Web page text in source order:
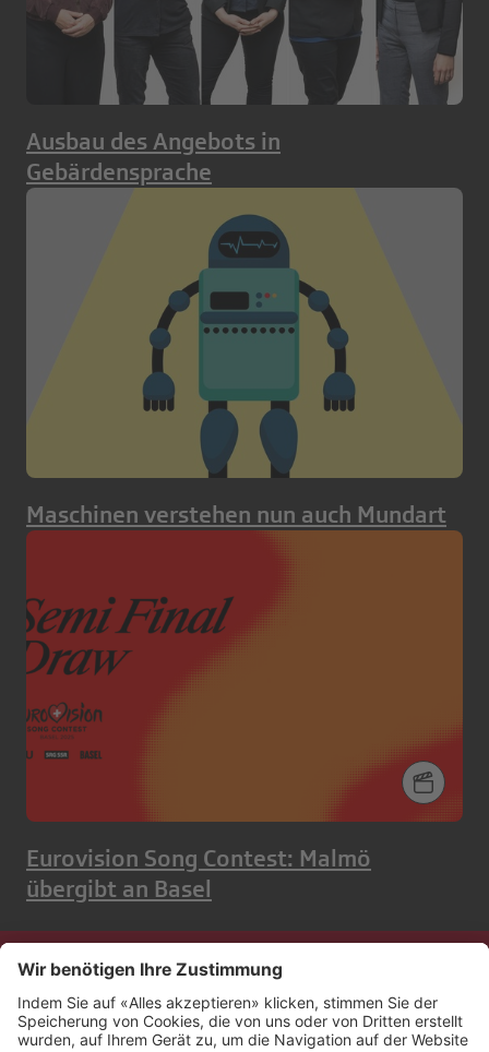
Ausbau des Angebots in
Gebärdensprache
Maschinen verstehen nun auch Mundart
Eurovision Song Contest: Malmö
übergibt an Basel
Kontakt
Impressum